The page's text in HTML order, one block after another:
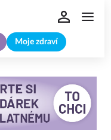
Moje zdraví